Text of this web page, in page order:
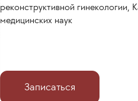
реконструктивной гинекологии,
медицинских наук
Записаться